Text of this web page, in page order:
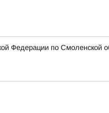
Федерации по